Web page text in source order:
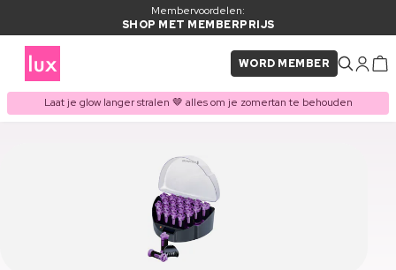
Membervoordelen:
SHOP MET MEMBERPRIJS
WORD MEMBER
Laat je glow langer stralen 🤎 alles om je zomertan te behouden